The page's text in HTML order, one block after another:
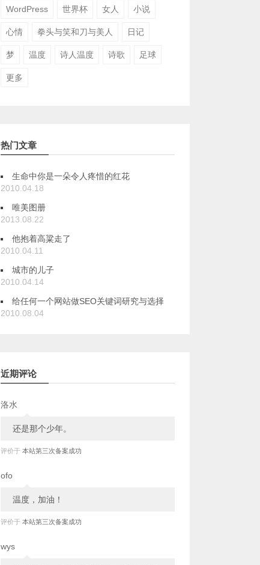
WordPress 世界杯 女人 小说
心情 拳头与笑和刀与美人 日记
梦 温度 诗人温度 诗歌 足球
更多
热门文章
生命中你是一朵令人疼惜的红花
2010.04.18
唯美图册
2013.08.22
他抱着高粱走了
2010.04.11
城市的儿子
2010.04.14
给任何一个网站做SEO关键词研究与选择
2010.08.04
近期评论
洛水
还是那个少年。
评价于 本站第三次备案成功
ofo
温度，加油！
评价于 本站第三次备案成功
wys